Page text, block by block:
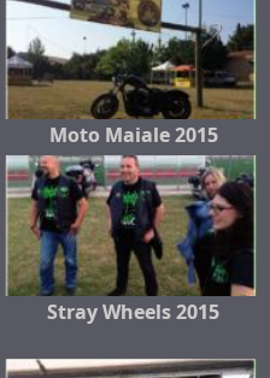
Moto Maiale 2015
Stray Wheels 2015